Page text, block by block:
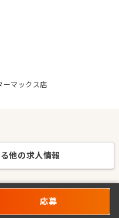
ーマックス店
他の求人情報
応募